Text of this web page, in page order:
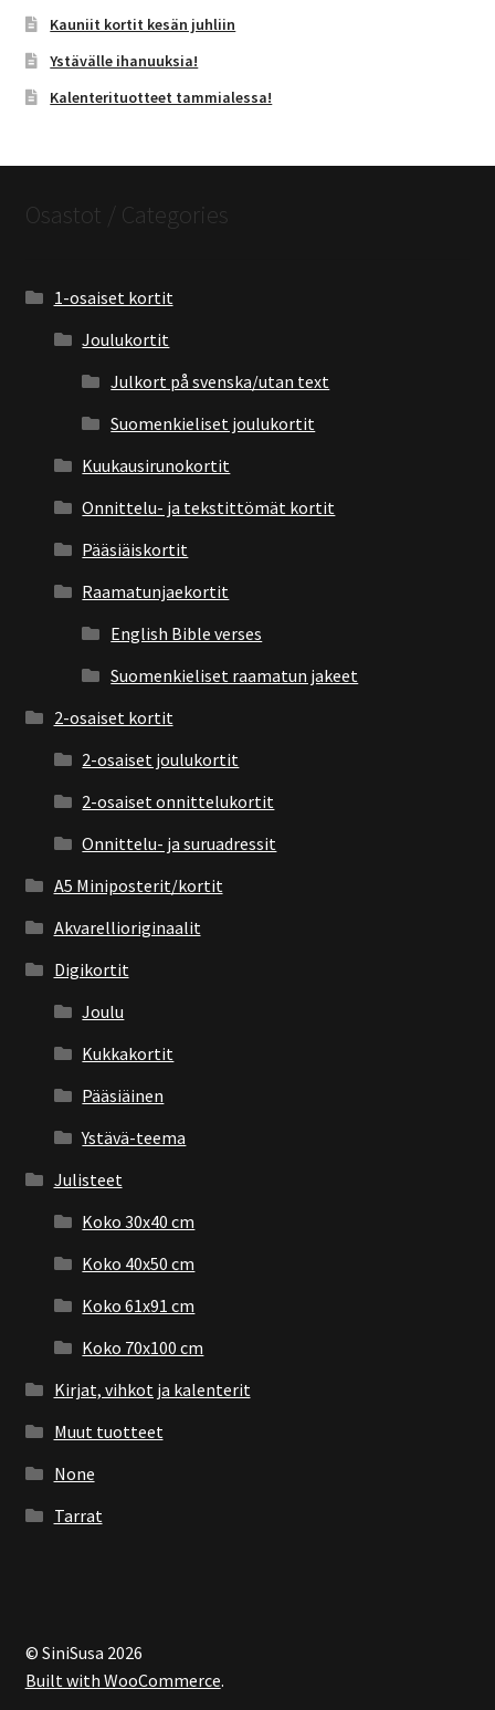
Kauniit kortit kesän juhliin
Ystävälle ihanuuksia!
Kalenterituotteet tammialessa!
Osastot / Categories
1-osaiset kortit
Joulukortit
Julkort på svenska/utan text
Suomenkieliset joulukortit
Kuukausirunokortit
Onnittelu- ja tekstittömät kortit
Pääsiäiskortit
Raamatunjaekortit
English Bible verses
Suomenkieliset raamatun jakeet
2-osaiset kortit
2-osaiset joulukortit
2-osaiset onnittelukortit
Onnittelu- ja suruadressit
A5 Miniposterit/kortit
Akvarellioriginaalit
Digikortit
Joulu
Kukkakortit
Pääsiäinen
Ystävä-teema
Julisteet
Koko 30x40 cm
Koko 40x50 cm
Koko 61x91 cm
Koko 70x100 cm
Kirjat, vihkot ja kalenterit
Muut tuotteet
None
Tarrat
© SiniSusa 2026
Built with WooCommerce.